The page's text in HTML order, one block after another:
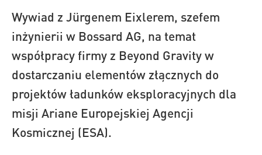
Wywiad z Jürgenem Eixlerem, szefem
inżynierii w Bossard AG, na temat
współpracy firmy z Beyond Gravity w
dostarczaniu elementów złącznych do
projektów ładunków eksploracyjnych dla
misji Ariane Europejskiej Agencji
Kosmicznej (ESA).